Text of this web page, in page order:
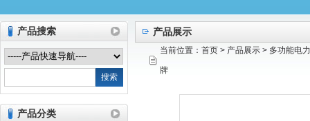
江苏艾斯特电气有限公司
产品搜索
产品分类
产品展示
当前位置： 首页 > 产品展示 > 多功能电
牌